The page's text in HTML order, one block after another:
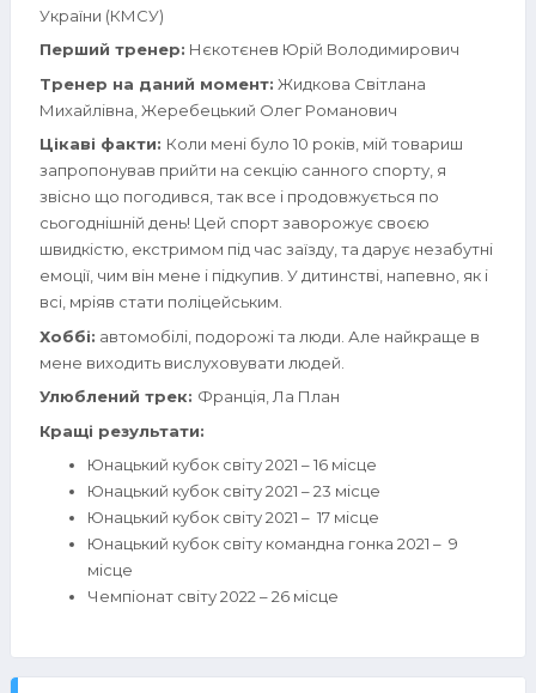
України (КМСУ)
Перший тренер: Нєкотєнев Юрій Володимирович
Тренер на даний момент: Жидкова Світлана
Михайлівна, Жеребецький Олег Романович
Цікаві факти: Коли мені було 10 років, мій товариш
запропонував прийти на секцію санного спорту, я
звісно що погодився, так все і продовжується по
сьогоднішній день! Цей спорт заворожує своєю
швидкістю, екстримом під час заїзду, та дарує незабутні
емоції, чим він мене і підкупив. У дитинстві, напевно, як і
всі, мріяв стати поліцейським.
Хоббі: автомобілі, подорожі та люди. Але найкраще в
мене виходить вислуховувати людей.
Улюблений трек: Франція, Ла План
Кращі результати:
Юнацький кубок світу 2021 – 16 місце
Юнацький кубок світу 2021 – 23 місце
Юнацький кубок світу 2021 – 17 місце
Юнацький кубок світу командна гонка 2021 – 9
місце
Чемпіонат світу 2022 – 26 місце